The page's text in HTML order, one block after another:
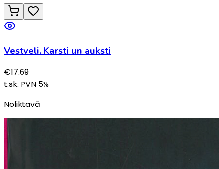
Vestveli. Karsti un auksti
€17.69
t.sk. PVN 5%
Noliktavā